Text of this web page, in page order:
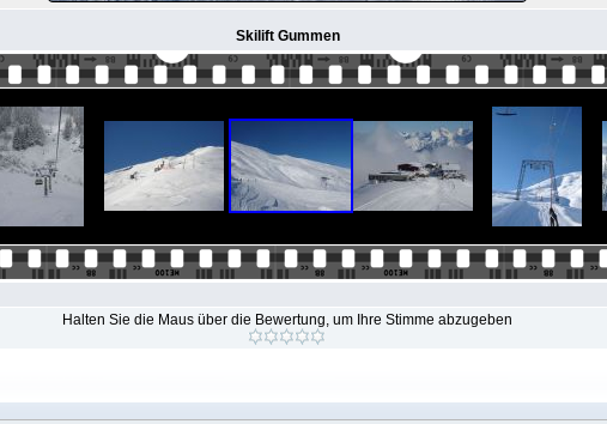
Skilift Gummen
Halten Sie die Maus über die Bewertung, um Ihre Stimme abzugeben